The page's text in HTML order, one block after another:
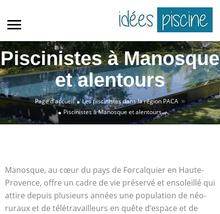
Piscinistes à Manosque
et alentours
Page d'accueil Les piscinistes dans la région PACA »
Piscinistes à Manosque et alentours
Manosque, au cœur du pays de Forcalquier en Haute-
Provence, offre un cadre de vie préservé et ensoleillé qui
attire depuis plusieurs années une population de néo-
ruraux et de télétravailleurs en quête d’espace et de